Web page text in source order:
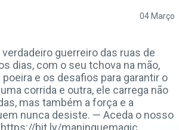
04 Março
verdadeiro guerreiro das ruas de
dias, com o seu tchova na mão,
e os desafios para garantir o
corrida e outra, ele carrega não
mas também a força e a
nunca desiste. — Aceda o nosso
bit.ly/maninguemagic